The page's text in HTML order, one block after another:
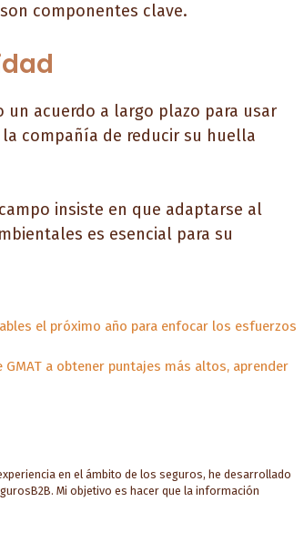
componentes clave.
un acuerdo a largo plazo para usar
compañía de reducir su huella
insiste en que adaptarse al
es esencial para su
el próximo año para enfocar los esfuerzos
a obtener puntajes más altos, aprender
en el ámbito de los seguros, he desarrollado
Mi objetivo es hacer que la información